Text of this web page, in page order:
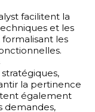
facilitent la
et les
les
la pertinence
également
demandes,